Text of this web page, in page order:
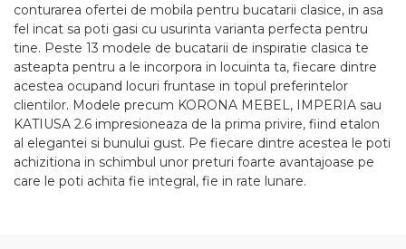
conturarea ofertei de mobila pentru bucatarii clasice, in asa
fel incat sa poti gasi cu usurinta varianta perfecta pentru
tine. Peste 13 modele de bucatarii de inspiratie clasica te
asteapta pentru a le incorpora in locuinta ta, fiecare dintre
acestea ocupand locuri fruntase in topul preferintelor
clientilor. Modele precum KORONA MEBEL, IMPERIA sau
KATIUSA 2.6 impresioneaza de la prima privire, fiind etalon
al elegantei si bunului gust. Pe fiecare dintre acestea le poti
achizitiona in schimbul unor preturi foarte avantajoase pe
care le poti achita fie integral, fie in rate lunare.